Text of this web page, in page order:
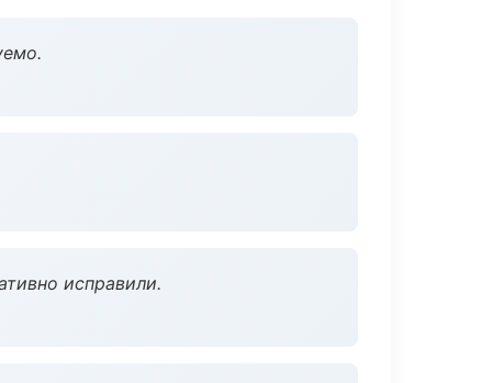
исправили.